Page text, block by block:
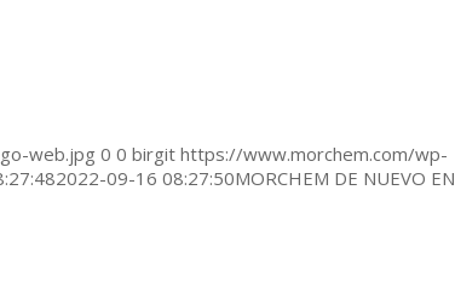
web.jpg 0 0 birgit https://www.morchem.com/wp-
2022-09-16 08:27:50MORCHEM DE NUEVO EN